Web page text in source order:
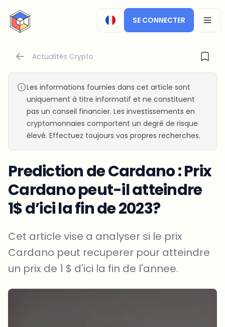
CryptoTicker
SE CONNECTER
Actualités Crypto
Les informations fournies dans cet article sont
uniquement à titre informatif et ne constituent
pas un conseil financier. Les investissements en
cryptomonnaies comportent un degré de risque
élevé. Effectuez toujours vos propres recherches.
Prediction de Cardano : Prix
Cardano peut-il atteindre
1$ d’ici la fin de 2023?
Cet article vise a analyser si le prix
Cardano peut recuperer pour atteindre
un prix de 1 $ d'ici la fin de l'annee.